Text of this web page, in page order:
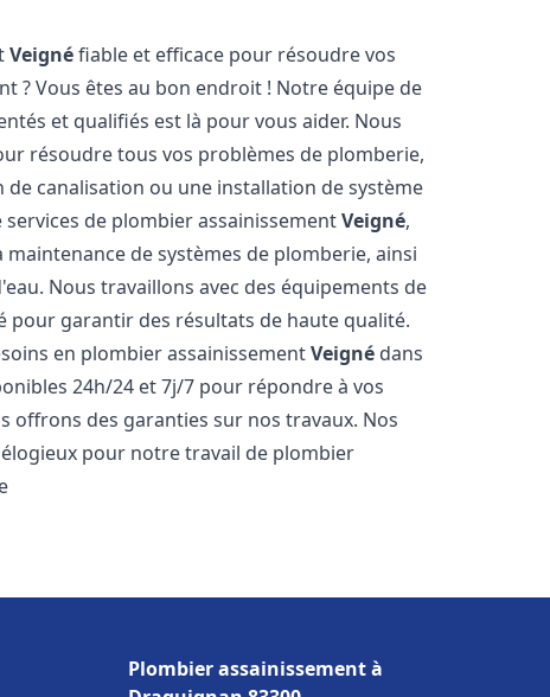
Veignéfiable et efficace pour résoudre vos
? Vous êtes au bon endroit ! Notre équipe de
et qualifiés est là pour vous aider. Nous
résoudre tous vos problèmes de plomberie,
canalisation ou une installation de système
de plombier assainissementVeigné,
de systèmes de plomberie, ainsi
Nous travaillons avec des équipements de
pour garantir des résultats de haute qualité.
en plombier assainissementVeigné dans
24h/24 et 7j/7 pour répondre à vos
des garanties sur nos travaux. Nos
pour notre travail de plombier
Plombier assainissement à